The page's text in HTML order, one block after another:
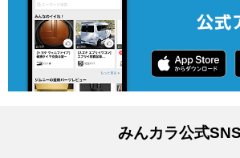
みんカラ公式SNS